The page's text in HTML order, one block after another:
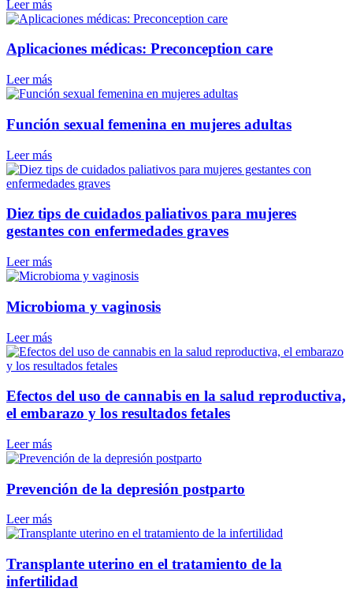
Leer más
Aplicaciones médicas: Preconception care
Leer más
Función sexual femenina en mujeres adultas
Leer más
Diez tips de cuidados paliativos para mujeres
gestantes con enfermedades graves
Leer más
Microbioma y vaginosis
Leer más
Efectos del uso de cannabis en la salud reproductiva,
el embarazo y los resultados fetales
Leer más
Prevención de la depresión postparto
Leer más
Transplante uterino en el tratamiento de la
infertilidad